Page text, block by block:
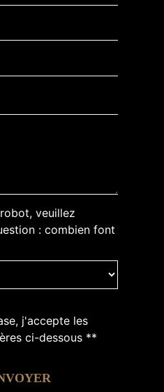
veuillez
: combien font
j'accepte les
ci-dessous **